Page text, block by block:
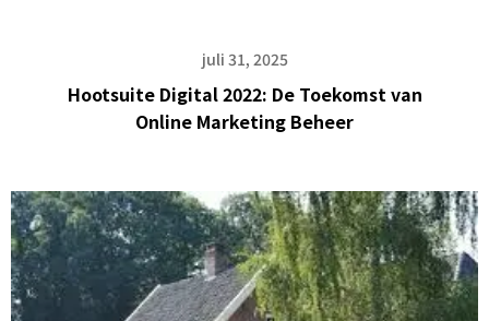
juli 31, 2025
Hootsuite Digital 2022: De Toekomst van
Online Marketing Beheer